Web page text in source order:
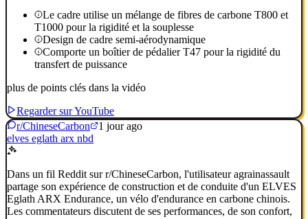
Le cadre utilise un mélange de fibres de carbone T800 et
T1000 pour la rigidité et la souplesse
Design de cadre semi-aérodynamique
Comporte un boîtier de pédalier T47 pour la rigidité du
transfert de puissance
plus de points clés dans la vidéo
Regarder sur YouTube
r/ChineseCarbon
1 jour ago
elves eglath arx nbd
Dans un fil Reddit sur r/ChineseCarbon, l'utilisateur agrainassault
partage son expérience de construction et de conduite d'un ELVES
Eglath ARX Endurance, un vélo d'endurance en carbone chinois.
Les commentateurs discutent de ses performances, de son confort,